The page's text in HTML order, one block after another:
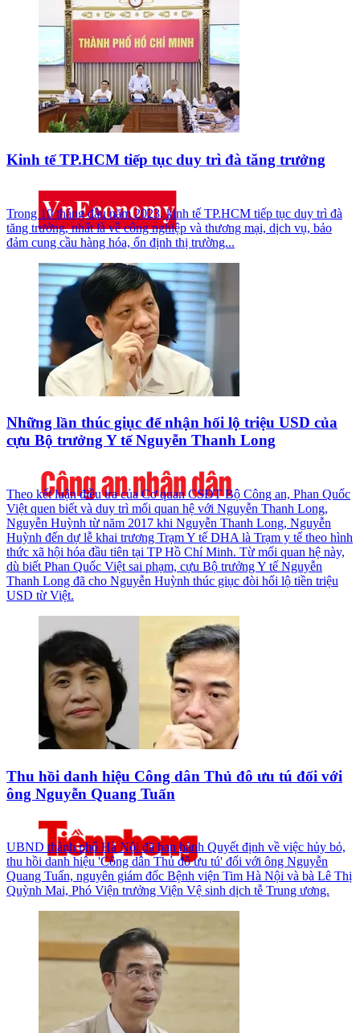
Kinh tế TP.HCM tiếp tục duy trì đà tăng trưởng
Trong 10 tháng đầu năm 2023, kinh tế TP.HCM tiếp tục duy trì đà
tăng trưởng, nhất là về công nghiệp và thương mại, dịch vụ, bảo
đảm cung cầu hàng hóa, ổn định thị trường...
Những lần thúc giục để nhận hối lộ triệu USD của
cựu Bộ trưởng Y tế Nguyễn Thanh Long
Theo kết luận điều tra của Cơ quan CSĐT Bộ Công an, Phan Quốc
Việt quen biết và duy trì mối quan hệ với Nguyễn Thanh Long,
Nguyễn Huỳnh từ năm 2017 khi Nguyễn Thanh Long, Nguyễn
Huỳnh đến dự lễ khai trương Trạm Y tế DHA là Trạm y tế theo hình
thức xã hội hóa đầu tiên tại TP Hồ Chí Minh. Từ mối quan hệ này,
dù biết Phan Quốc Việt sai phạm, cựu Bộ trưởng Y tế Nguyễn
Thanh Long đã cho Nguyễn Huỳnh thúc giục đòi hối lộ tiền triệu
USD từ Việt.
Thu hồi danh hiệu Công dân Thủ đô ưu tú đối với
ông Nguyễn Quang Tuấn
UBND thành phố Hà Nội đã ban hành Quyết định về việc hủy bỏ,
thu hồi danh hiệu 'Công dân Thủ đô ưu tú' đối với ông Nguyễn
Quang Tuấn, nguyên giám đốc Bệnh viện Tim Hà Nội và bà Lê Thị
Quỳnh Mai, Phó Viện trưởng Viện Vệ sinh dịch tễ Trung ương.